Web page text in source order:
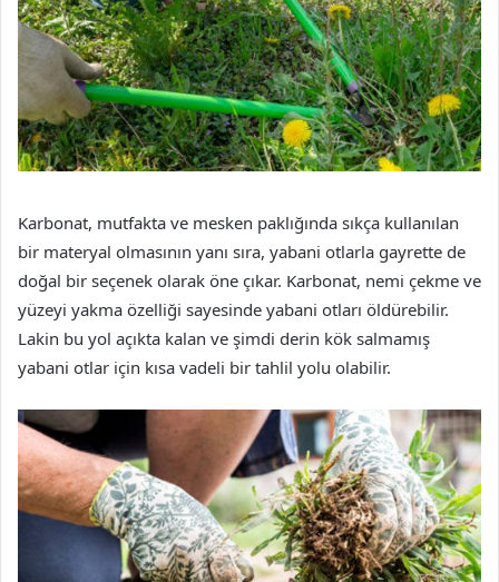
Karbonat, mutfakta ve mesken paklığında sıkça kullanılan
bir materyal olmasının yanı sıra, yabani otlarla gayrette de
doğal bir seçenek olarak öne çıkar. Karbonat, nemi çekme ve
yüzeyi yakma özelliği sayesinde yabani otları öldürebilir.
Lakin bu yol açıkta kalan ve şimdi derin kök salmamış
yabani otlar için kısa vadeli bir tahlil yolu olabilir.